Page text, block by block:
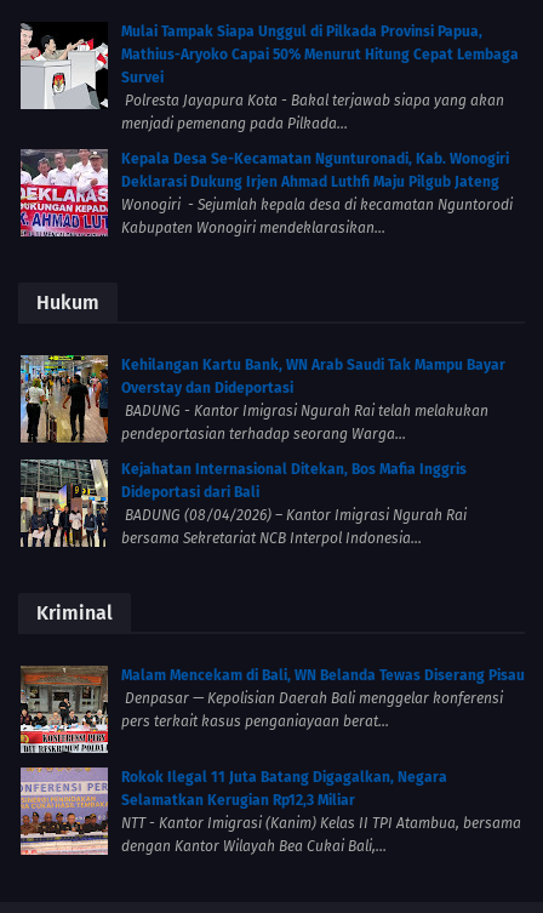
Mulai Tampak Siapa Unggul di Pilkada Provinsi Papua,
Mathius-Aryoko Capai 50% Menurut Hitung Cepat Lembaga
Survei
Polresta Jayapura Kota - Bakal terjawab siapa yang akan
menjadi pemenang pada Pilkada...
Kepala Desa Se-Kecamatan Ngunturonadi, Kab. Wonogiri
Deklarasi Dukung Irjen Ahmad Luthfi Maju Pilgub Jateng
Wonogiri - Sejumlah kepala desa di kecamatan Nguntorodi
Kabupaten Wonogiri mendeklarasikan...
Hukum
Kehilangan Kartu Bank, WN Arab Saudi Tak Mampu Bayar
Overstay dan Dideportasi
BADUNG - Kantor Imigrasi Ngurah Rai telah melakukan
pendeportasian terhadap seorang Warga...
Kejahatan Internasional Ditekan, Bos Mafia Inggris
Dideportasi dari Bali
BADUNG (08/04/2026) – Kantor Imigrasi Ngurah Rai
bersama Sekretariat NCB Interpol Indonesia...
Kriminal
Malam Mencekam di Bali, WN Belanda Tewas Diserang Pisau
Denpasar — Kepolisian Daerah Bali menggelar konferensi
pers terkait kasus penganiayaan berat...
Rokok Ilegal 11 Juta Batang Digagalkan, Negara
Selamatkan Kerugian Rp12,3 Miliar
NTT - Kantor Imigrasi (Kanim) Kelas II TPI Atambua, bersama
dengan Kantor Wilayah Bea Cukai Bali,...